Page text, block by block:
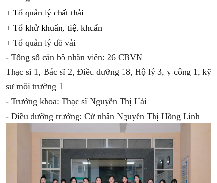
+ Tổ quản lý chất thải
+ Tổ khử khuẩn, tiệt khuẩn
+ Tổ quản lý đồ vải
- Tổng số cán bộ nhân viên: 26 CBVN
Thạc sĩ 1, Bác sĩ 2, Điều dưỡng 18, Hộ lý 3, y công 1, kỹ
sư môi trường 1
- Trưởng khoa: Thạc sĩ Nguyễn Thị Hải
- Điều dưỡng trưởng: Cử nhân Nguyễn Thị Hồng Linh